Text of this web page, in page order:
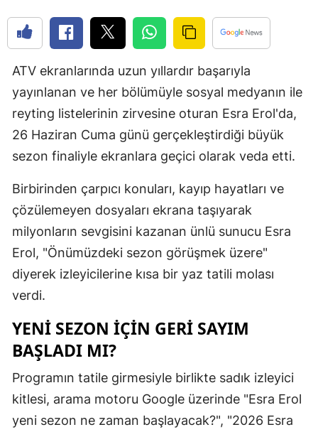
Diyarbakır
Edirne
Erzurum
Eskişehir
Gaziantep
Gümüşhane
Hakkari
İstanbul
İzmir
ATV ekranlarında uzun yıllardır başarıyla
yayınlanan ve her bölümüyle sosyal medyanın ile
reyting listelerinin zirvesine oturan Esra Erol'da,
26 Haziran Cuma günü gerçekleştirdiği büyük
sezon finaliyle ekranlara geçici olarak veda etti.
Birbirinden çarpıcı konuları, kayıp hayatları ve
çözülemeyen dosyaları ekrana taşıyarak
milyonların sevgisini kazanan ünlü sunucu Esra
Erol, "Önümüzdeki sezon görüşmek üzere"
diyerek izleyicilerine kısa bir yaz tatili molası
verdi.
YENI SEZON İÇIN GERI SAYIM
BAŞLADI MI?
Programın tatile girmesiyle birlikte sadık izleyici
kitlesi, arama motoru Google üzerinde "Esra Erol
yeni sezon ne zaman başlayacak?", "2026 Esra